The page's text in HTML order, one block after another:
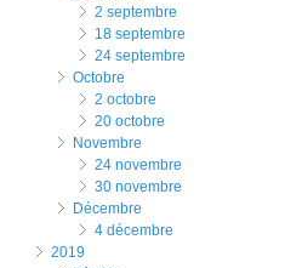
2 septembre
18 septembre
24 septembre
octobre
2 octobre
20 octobre
novembre
24 novembre
30 novembre
décembre
4 décembre
2019